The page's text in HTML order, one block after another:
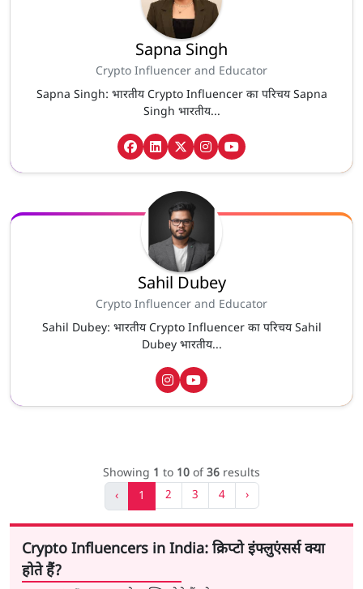
Sapna Singh
Crypto Influencer and Educator
Sapna Singh: भारतीय Crypto Influencer का परिचय Sapna
Singh भारतीय...
Sahil Dubey
Crypto Influencer and Educator
Sahil Dubey: भारतीय Crypto Influencer का परिचय Sahil
Dubey भारतीय...
Showing 1 to 10 of36 results
‹
1 2 3 4 ›
Crypto Influencers in India: क्रिप्टो इंफ्लुएंसर्स क्या
होते हैं?